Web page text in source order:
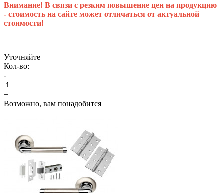
Внимание! В связи с резким повышение цен на продукцию
- стоимость на сайте может отличаться от актуальной
стоимости!
Уточняйте
Кол-во:
-
+
Возможно, вам понадобится